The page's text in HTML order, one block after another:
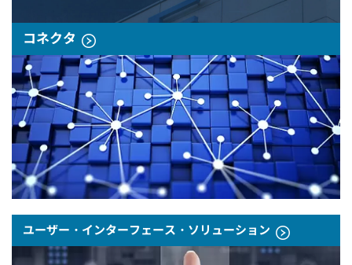
コネクタ
ユーザー・インターフェース・ソリューション